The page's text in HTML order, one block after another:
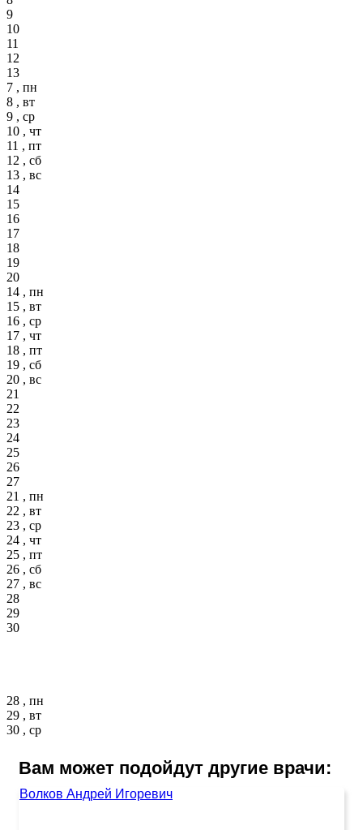
9
10
11
12
13
7 , пн
8 , вт
9 , ср
10 , чт
11 , пт
12 , сб
13 , вс
14
15
16
17
18
19
20
14 , пн
15 , вт
16 , ср
17 , чт
18 , пт
19 , сб
20 , вс
21
22
23
24
25
26
27
21 , пн
22 , вт
23 , ср
24 , чт
25 , пт
26 , сб
27 , вс
28
29
30
28 , пн
29 , вт
30 , ср
Вам может подойдут другие врачи:
Волков Андрей Игоревич